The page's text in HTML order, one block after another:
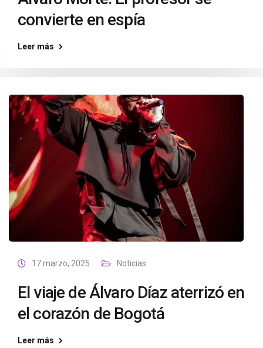
convierte en espía
Leer más
17 marzo, 2025 Noticias
El viaje de Álvaro Díaz aterrizó en
el corazón de Bogotá
Leer más